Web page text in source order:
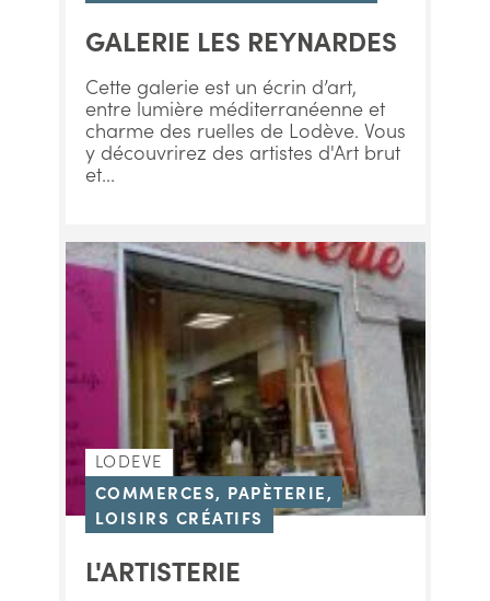
GALERIE LES REYNARDES
Cette galerie est un écrin d’art,
entre lumière méditerranéenne et
charme des ruelles de Lodève. Vous
y découvrirez des artistes d'Art brut
et...
LODEVE
COMMERCES, PAPÈTERIE,
LOISIRS CRÉATIFS
L'ARTISTERIE